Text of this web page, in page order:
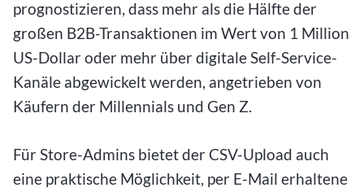
prognostizieren, dass mehr als die Hälfte der
großen B2B-Transaktionen im Wert von 1 Million
US-Dollar oder mehr über digitale Self-Service-
Kanäle abgewickelt werden, angetrieben von
Käufern der Millennials und Gen Z.
Für Store-Admins bietet der CSV-Upload auch
eine praktische Möglichkeit, per E-Mail erhaltene